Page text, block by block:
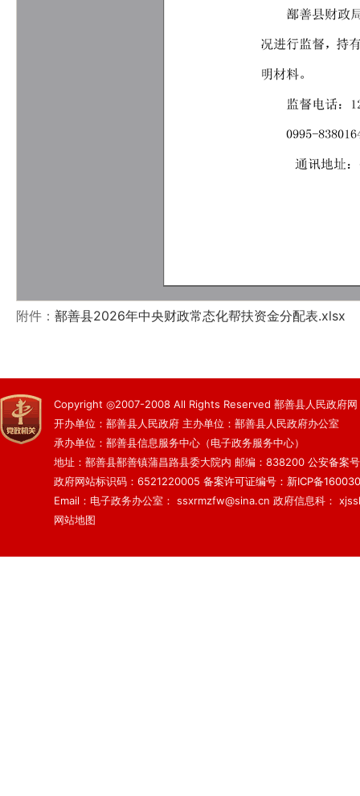
附件： 鄯善县2026年中央财政常态化帮扶资金分配表.xlsx
Copyright ◎2007-2008 All Rights Reserved 鄯善县人民政府网
开办单位：鄯善县人民政府 主办单位：鄯善县人民政府办公室
承办单位：鄯善县信息服务中心（电子政务服务中心）
地址：鄯善县鄯善镇蒲昌路县委大院内 邮编：838200 公安备案
政府网站标识码：6521220005 备案许可证编号：新ICP备
Email：电子政务办公室： ssxrmzfw@sina.cn 政府信息科：
网站地图